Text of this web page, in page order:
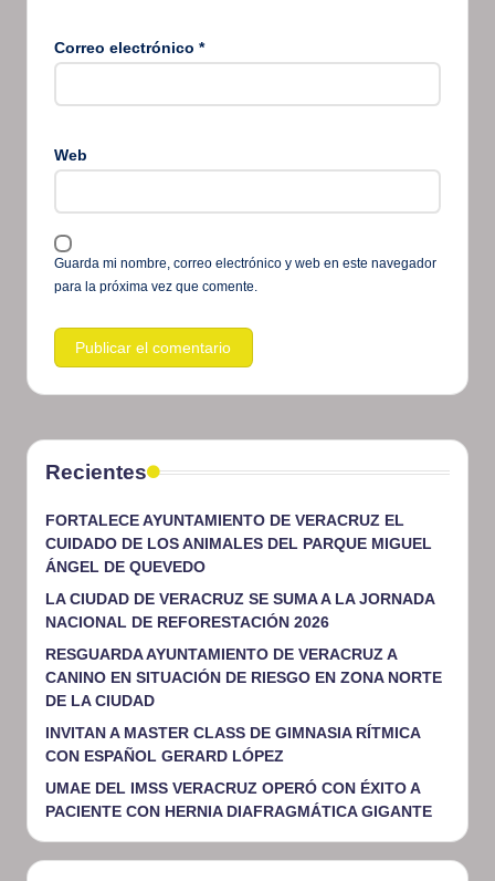
Correo electrónico *
Web
Guarda mi nombre, correo electrónico y web en este navegador
para la próxima vez que comente.
Recientes
FORTALECE AYUNTAMIENTO DE VERACRUZ EL
CUIDADO DE LOS ANIMALES DEL PARQUE MIGUEL
ÁNGEL DE QUEVEDO
LA CIUDAD DE VERACRUZ SE SUMA A LA JORNADA
NACIONAL DE REFORESTACIÓN 2026
RESGUARDA AYUNTAMIENTO DE VERACRUZ A
CANINO EN SITUACIÓN DE RIESGO EN ZONA NORTE
DE LA CIUDAD
INVITAN A MASTER CLASS DE GIMNASIA RÍTMICA
CON ESPAÑOL GERARD LÓPEZ
UMAE DEL IMSS VERACRUZ OPERÓ CON ÉXITO A
PACIENTE CON HERNIA DIAFRAGMÁTICA GIGANTE